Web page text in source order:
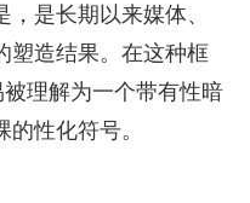
，是长期以来媒体、
塑造结果。在这种框
被理解为一个带有性暗
性化符号。